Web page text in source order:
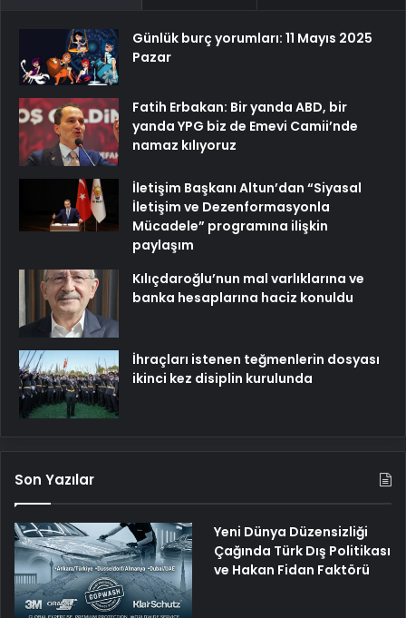
Günlük burç yorumları: 11 Mayıs 2025
Pazar
Fatih Erbakan: Bir yanda ABD, bir
yanda YPG biz de Emevi Camii’nde
namaz kılıyoruz
İletişim Başkanı Altun’dan “Siyasal
İletişim ve Dezenformasyonla
Mücadele” programına ilişkin
paylaşım
Kılıçdaroğlu’nun mal varlıklarına ve
banka hesaplarına haciz konuldu
İhraçları istenen teğmenlerin dosyası
ikinci kez disiplin kurulunda
Son Yazılar
Yeni Dünya Düzensizliği
Çağında Türk Dış Politikası
ve Hakan Fidan Faktörü